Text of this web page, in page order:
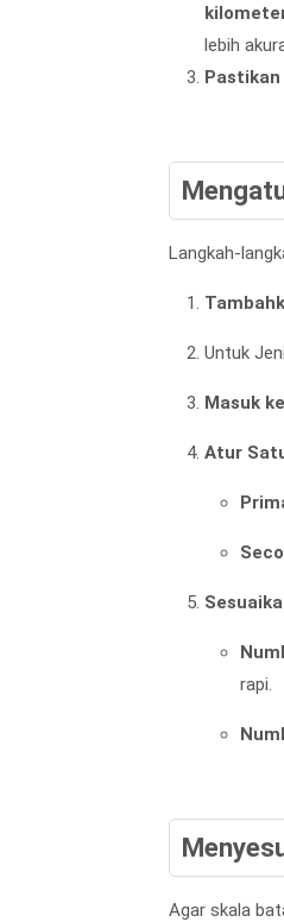
lebih
Langkah-
Untuk
Masuk
Atur
rapi.
Agar skala